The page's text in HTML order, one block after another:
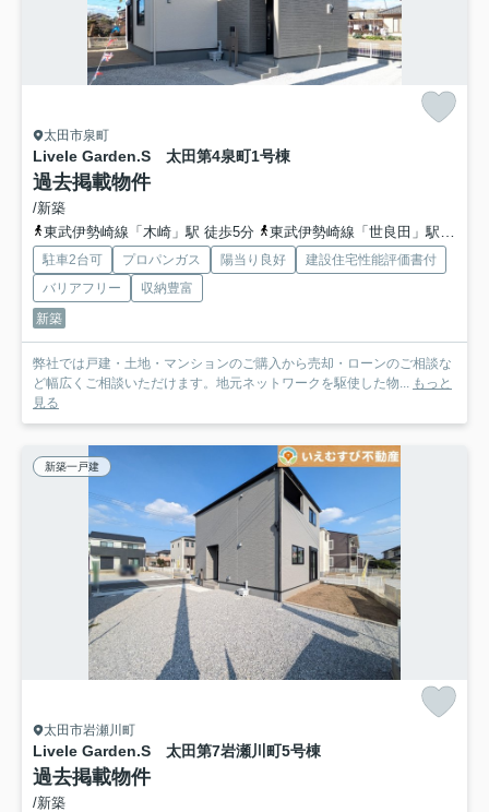
太田市泉町
Livele Garden.S 太田第4泉町1号棟
過去掲載物件
/新築
東武伊勢崎線「木崎」駅 徒歩5分
東武伊勢崎線「世良田」駅 徒歩47分
駐車2台可 プロパンガス 陽当り良好
建設住宅性能評価書付
バリアフリー
収納豊富
新築
弊社では戸建・土地・マンションのご購入から売却・ローンのご相談な
ど幅広くご相談いただけます。地元ネットワークを駆使した物...
もっと
見る
新築一戸建
太田市岩瀬川町
Livele Garden.S 太田第7岩瀬川町5号棟
過去掲載物件
/新築